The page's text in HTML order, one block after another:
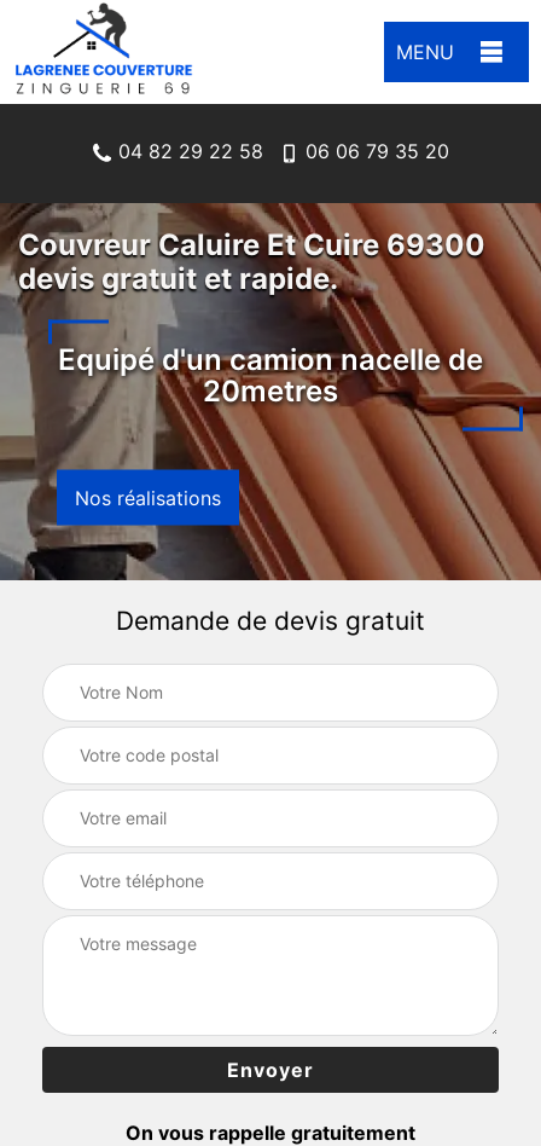
MENU
04 82 29 22 58 06 06 79 35 20
Couvreur Caluire Et Cuire 69300
devis gratuit et rapide.
Equipé d'un camion nacelle de
20metres
Nos réalisations
Demande de devis gratuit
On vous rappelle gratuitement